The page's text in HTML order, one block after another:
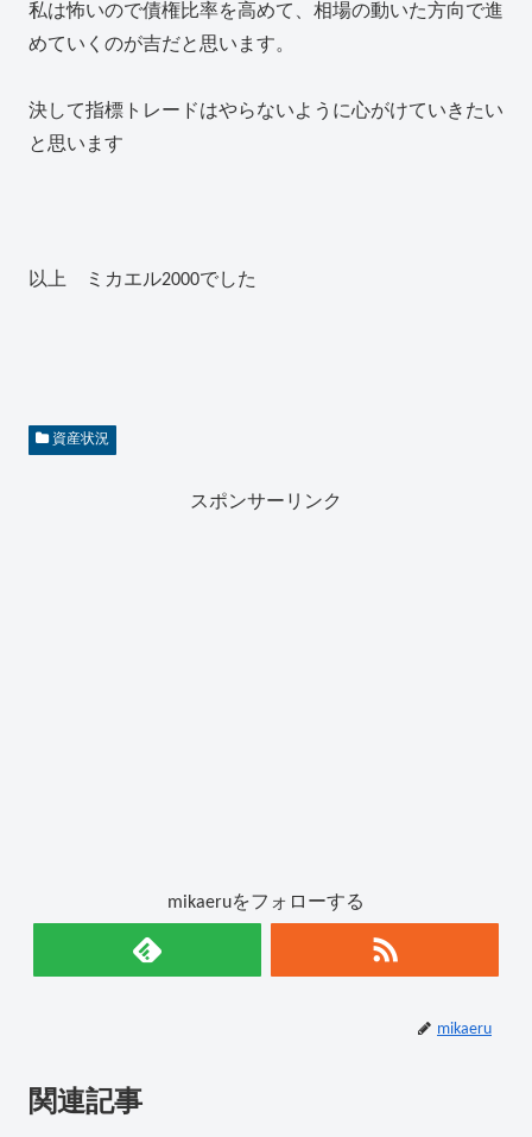
私は怖いので債権比率を高めて、相場の動いた方向で進
めていくのが吉だと思います。
決して指標トレードはやらないように心がけていきたい
と思います
以上 ミカエル2000でした
資産状況
スポンサーリンク
mikaeruをフォローする
mikaeru
関連記事